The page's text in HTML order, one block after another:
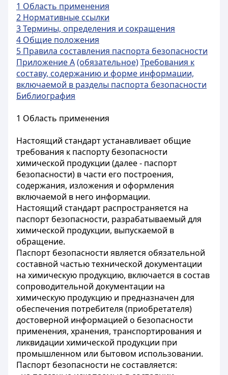
1 Область применения
2 Нормативные ссылки
3 Термины, определения и сокращения
4 Общие положения
5 Правила составления паспорта безопасности
Приложение А(обязательное)Требования к
составу, содержанию и форме информации,
включаемой в разделы паспорта безопасности
Библиография
1 Область применения
Настоящий стандарт устанавливает общие
требования к паспорту безопасности
химической продукции (далее - паспорт
безопасности) в части его построения,
содержания, изложения и оформления
включаемой в него информации.
Настоящий стандарт распространяется на
паспорт безопасности, разрабатываемый для
химической продукции, выпускаемой в
обращение.
Паспорт безопасности является обязательной
составной частью технической документации
на химическую продукцию, включается в состав
сопроводительной документации на
химическую продукцию и предназначен для
обеспечения потребителя (приобретателя)
достоверной информацией о безопасности
применения, хранения, транспортирования и
ликвидации химической продукции при
промышленном или бытовом использовании.
Паспорт безопасности не составляется: